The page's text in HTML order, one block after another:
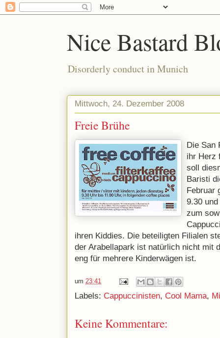
Nice Bastard
Disorderly conduct in Munich
Mittwoch, 24. Dezember 2008
Freie Brühe
Die San
ihr Herz
soll
Baristi
Februar
9.30
zum
ihren Kiddies. Die beteiligten Filialen
der Arabellapark ist natürlich nicht mit
eng für mehrere Kinderwägen ist.
um 23:41
Labels: Cappuccinisten, Cool Mama,
Keine Kommentare: